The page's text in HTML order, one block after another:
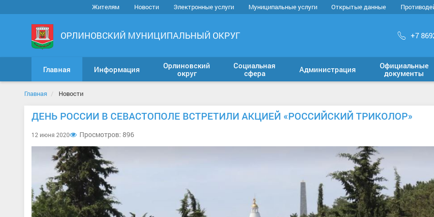
Жителям Новости Электронные услуги Муниципальные услуги Открытые данные
ОРЛИНОВСКИЙ МУНИЦИПАЛЬНЫЙ ОКРУГ +7
Главная Информация
Орлиновский
округ
Социальная
сфера
Администрация
Официальные
документы
Главная Новости
ДЕНЬ РОССИИ В СЕВАСТОПОЛЕ ВСТРЕТИЛИ АКЦИЕЙ «РОССИЙСКИЙ ТРИКОЛОР»
12 июня 2020 Просмотров: 896